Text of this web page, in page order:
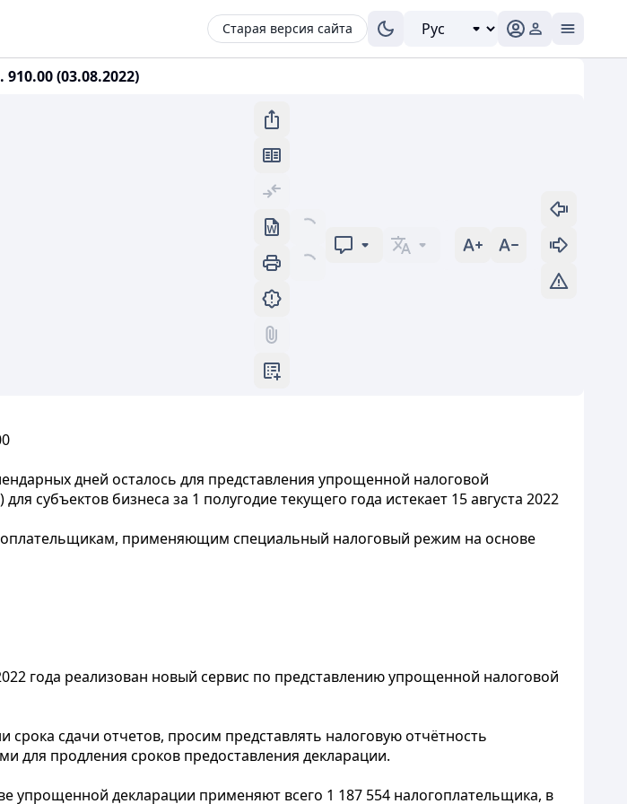
Старая версия сайта
(03.08.2022)
дней осталось для представления упрощенной налоговой
) для субъектов бизнеса за 1 полугодие текущего года истекает 15 августа 2022
применяющим специальный налоговый режим на основе
года реализован новый сервис по представлению упрощенной налоговой
сдачи отчетов, просим представлять налоговую отчётность
для продления сроков предоставления декларации.
упрощенной декларации применяют всего 1 187 554 налогоплательщика, в